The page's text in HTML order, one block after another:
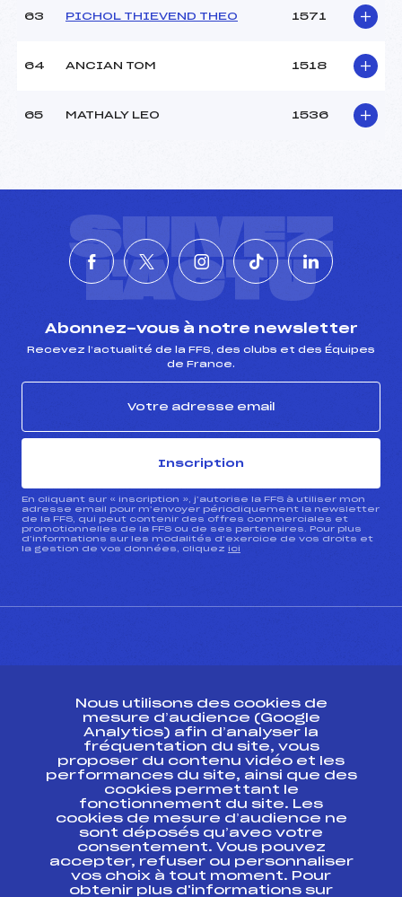
63 PICHOL THIEVEND THEO 1571
64 ANCIAN TOM 1518
65 MATHALY LEO 1536
SUIVEZ
L'ACTU
Abonnez-vous à notre newsletter
Recevez l’actualité de la FFS, des clubs et des Équipes
de France.
Inscription
En cliquant sur « inscription », j’autorise la FFS à utiliser mon
adresse email pour m’envoyer périodiquement la newsletter
de la FFS, qui peut contenir des offres commerciales et
promotionnelles de la FFS ou de ses partenaires. Pour plus
d’informations sur les modalités d’exercice de vos droits et
la gestion de vos données, cliquez ici
Ressources
Pass’Neige
Projet sportif fédéral
Projet de performance fédéral
Antidopage
Pôle Développement, Formation, Suivi
Scientifique
Listes ministérielles
Nous utilisons des cookies de
mesure d’audience (Google
Analytics) afin d’analyser la
fréquentation du site, vous
proposer du contenu vidéo et les
performances du site, ainsi que des
cookies permettant le
fonctionnement du site. Les
cookies de mesure d’audience ne
sont déposés qu’avec votre
consentement. Vous pouvez
accepter, refuser ou personnaliser
vos choix à tout moment. Pour
obtenir plus d'informations sur